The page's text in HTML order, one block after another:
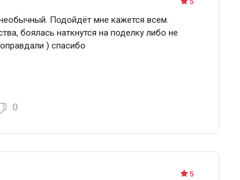
Подойдёт мне кажется всем.
боялась наткнутся на поделку либо не
) спасибо
0
5